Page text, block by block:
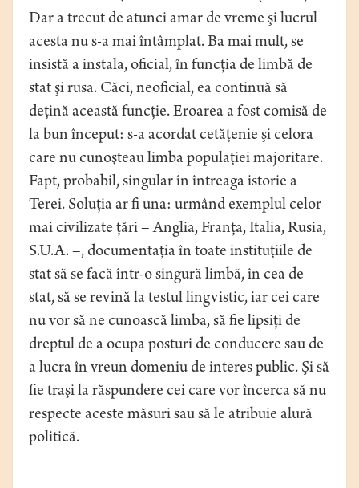
Dar a trecut de atunci amar de vreme şi lucrul
acesta nu s-a mai întâmplat. Ba mai mult, se
insistă a instala, oficial, în funcţia de limbă de
stat şi rusa. Căci, neoficial, ea continuă să
deţină această funcţie. Eroarea a fost comisă de
la bun început: s-a acordat cetăţenie şi celora
care nu cunoşteau limba populaţiei majoritare.
Fapt, probabil, singular în întreaga istorie a
Terei. Soluţia ar fi una: urmând exemplul celor
mai civilizate ţări – Anglia, Franţa, Italia, Rusia,
S.U.A. –, documentaţia în toate instituţiile de
stat să se facă într-o singură limbă, în cea de
stat, să se revină la testul lingvistic, iar cei care
nu vor să ne cunoască limba, să fie lipsiţi de
dreptul de a ocupa posturi de conducere sau de
a lucra în vreun domeniu de interes public. Şi să
fie traşi la răspundere cei care vor încerca să nu
respecte aceste măsuri sau să le atribuie alură
politică.